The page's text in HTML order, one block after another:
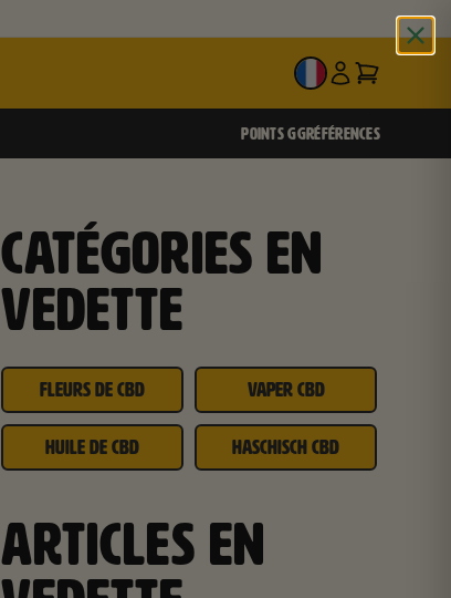
FR
POINTS GGRÉFÉRENCES
CATÉGORIES EN
VEDETTE
FLEURS DE CBD VAPER CBD
HUILE DE CBD HASCHISCH CBD
ARTICLES EN